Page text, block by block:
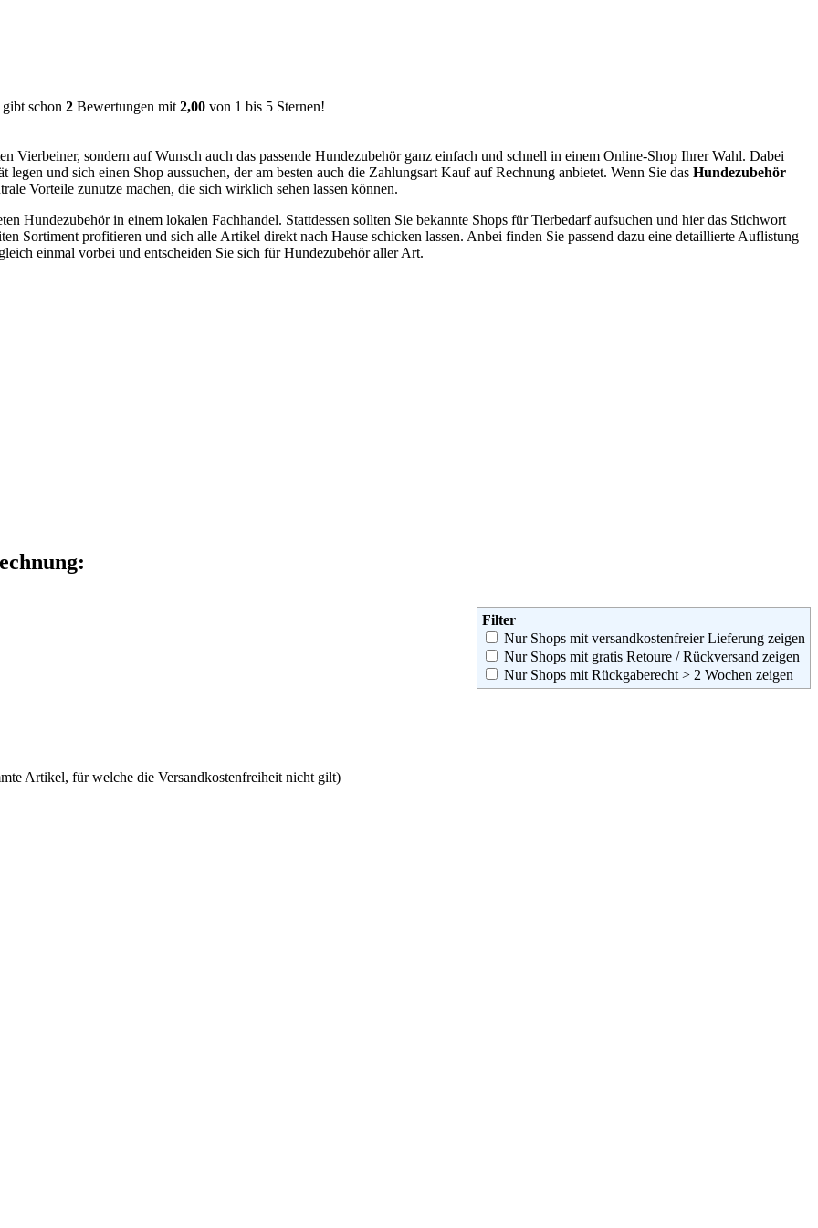
schon 2 Bewertungen mit 2,00 von 1 bis 5 Sternen!
Vierbeiner, sondern auf Wunsch auch das passende Hundezubehör ganz einfach und schnell in einem Online-Shop Ihrer Wahl. Dabei
und sich einen Shop aussuchen, der am besten auch die Zahlungsart Kauf auf Rechnung anbietet. Wenn Sie das Hundezubehör
Vorteile zunutze machen, die sich wirklich sehen lassen können.
Hundezubehör in einem lokalen Fachhandel. Stattdessen sollten Sie bekannte Shops für Tierbedarf aufsuchen und hier das Stichwort
Sortiment profitieren und sich alle Artikel direkt nach Hause schicken lassen. Anbei finden Sie passend dazu eine detaillierte Auflistung
einmal vorbei und entscheiden Sie sich für Hundezubehör aller Art.
Filter
Nur Shops mit versandkostenfreier Lieferung zeigen
Nur Shops mit gratis Retoure / Rückversand zeigen
Nur Shops mit Rückgaberecht > 2 Wochen zeigen
Artikel, für welche die Versandkostenfreiheit nicht gilt)